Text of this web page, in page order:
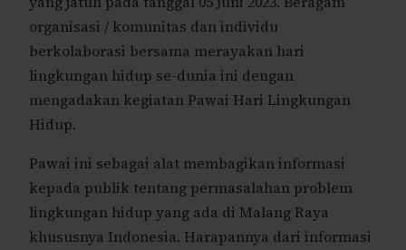
organisasi / komunitas dan individu
berkolaborasi bersama merayakan hari
lingkungan hidup se-dunia ini dengan
mengadakan kegiatan Pawai Hari Lingkungan
Hidup.
Pawai ini sebagai alat membagikan informasi
kepada publik tentang permasalahan problem
lingkungan hidup yang ada di Malang Raya
khususnya Indonesia. Harapannya dari informasi